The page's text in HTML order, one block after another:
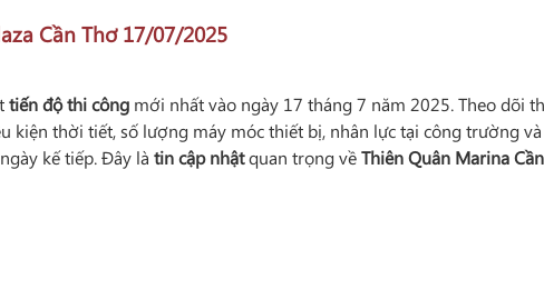
Cần Thơ 17/07/2025
tiến độ thi công mới nhất vào ngày 17 tháng 7 năm 2025. Theo dõi
kiện thời tiết, số lượng máy móc thiết bị, nhân lực tại công trường
kế tiếp. Đây là tin cập nhậtquan trọng vềThiên Quân Marina